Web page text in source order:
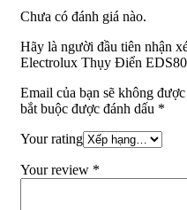
Chưa có đánh giá nào.
Hãy là người đầu tiên nhận
Electrolux Thụy Điển
Email của bạn sẽ không
bắt buộc được đánh dấu *
Your rating
Your review *